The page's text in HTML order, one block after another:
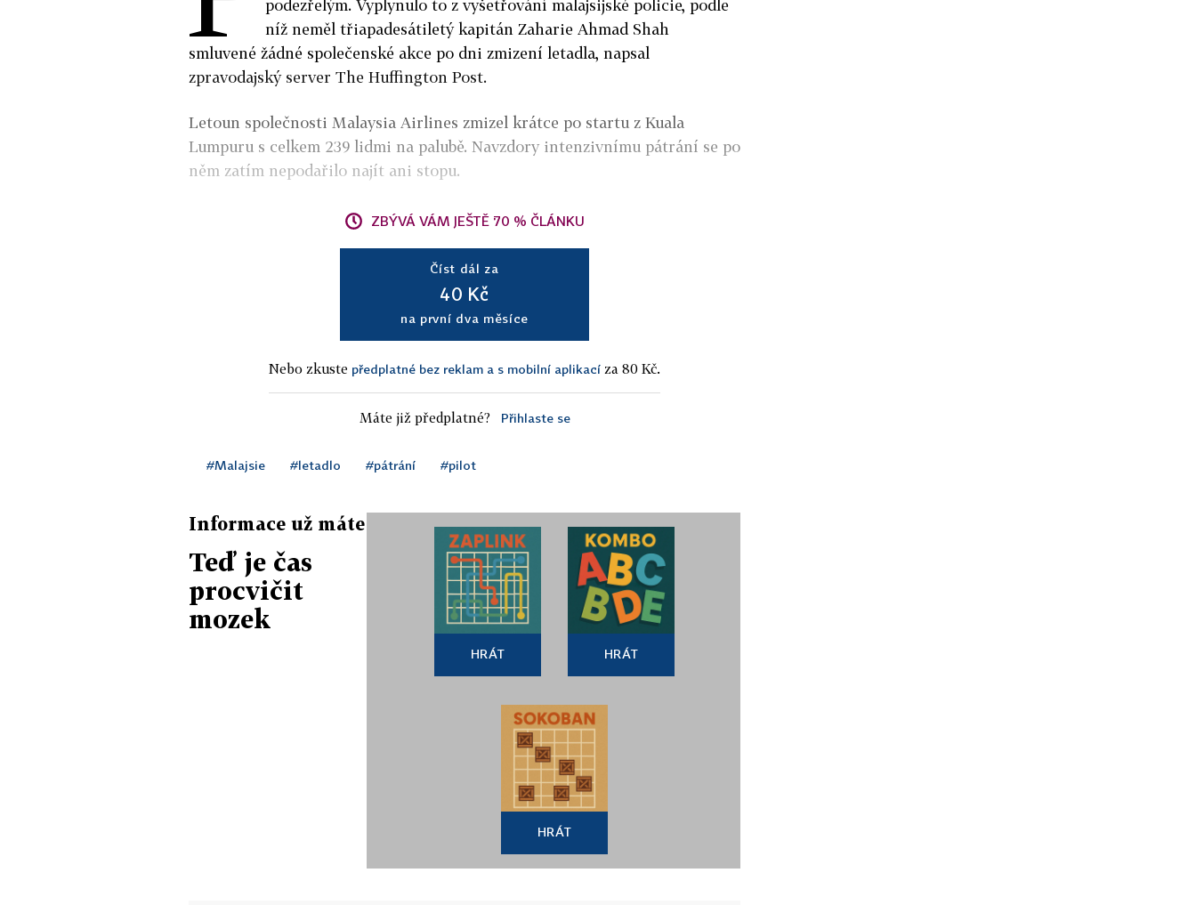
podezřelým. Vyplynulo to z vyšetřování malajsijské policie, podle
níž neměl třiapadesátiletý kapitán Zaharie Ahmad Shah
smluvené žádné společenské akce po dni zmizení letadla, napsal
zpravodajský server The Huffington Post.
Letoun společnosti Malaysia Airlines zmizel krátce po startu z Kuala
Lumpuru s celkem 239 lidmi na palubě. Navzdory intenzivnímu pátrání se po
něm zatím nepodařilo najít ani stopu.
ZBÝVÁ VÁM JEŠTĚ 70 % ČLÁNKU
Číst dál za
40 Kč
na první dva měsíce
Nebo zkuste předplatné bez reklam a s mobilní aplikací za 80 Kč.
Máte již předplatné? Přihlaste se
#Malajsie #letadlo #pátrání #pilot
Informace už máte
Teď je čas
procvičit
mozek
HRÁT HRÁT
HRÁT